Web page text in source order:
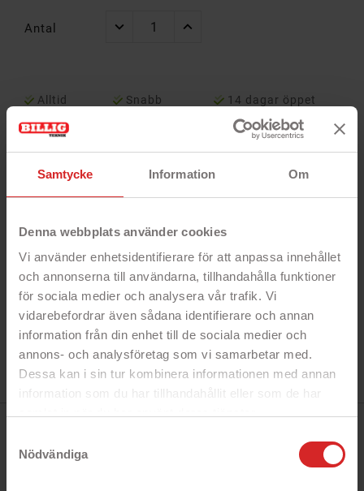
Samtycke Information Om
Denna webbplats använder cookies
Vi använder enhetsidentifierare för att anpassa innehållet
och annonserna till användarna, tillhandahålla funktioner
för sociala medier och analysera vår trafik. Vi
vidarebefordrar även sådana identifierare och annan
information från din enhet till de sociala medier och
annons- och analysföretag som vi samarbetar med.
Dessa kan i sin tur kombinera informationen med annan
information som du har tillhandahållit eller som de har
Nödvändiga
Antal
Alltid
Snabb
14 dagar öppet
Tillverkare:
AABQ Food Thermometer-1006367